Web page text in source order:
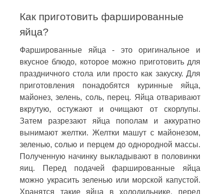
Как приготовить фаршированные
яйца?
Фаршированные яйца - это оригинальное и
вкусное блюдо, которое можно приготовить для
праздничного стола или просто как закуску. Для
приготовления понадобятся куринные яйца,
майонез, зелень, соль, перец. Яйца отваривают
вкрутую, остужают и очищают от скорлупы.
Затем разрезают яйца пополам и аккуратно
вынимают желтки. Желтки машут с майонезом,
зеленью, солью и перцем до однородной массы.
Полученную начинку выкладывают в половинки
яиц. Перед подачей фаршированные яйца
можно украсить зеленью или морской капустой.
Хранятся такие яйца в холодильнике, перед